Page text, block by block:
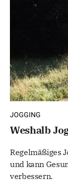
JOGGING
Weshalb
Regelmäßiges
und kann
verbessern.